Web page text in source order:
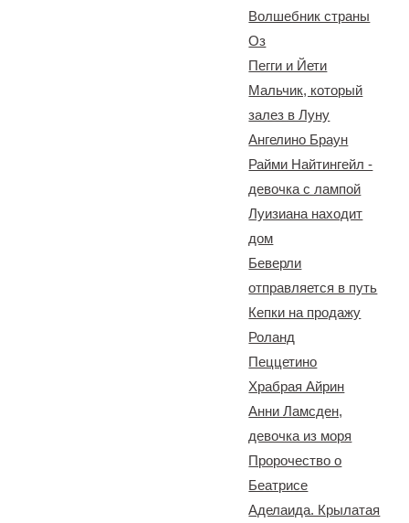
Волшебник страны
Оз
Пегги и Йети
Мальчик, который
залез в Луну
Ангелино Браун
Райми Найтингейл -
девочка с лампой
Луизиана находит
дом
Беверли
отправляется в путь
Кепки на продажу
Роланд
Пеццетино
Храбрая Айрин
Анни Ламсден,
девочка из моря
Пророчество о
Беатрисе
Аделаида. Крылатая